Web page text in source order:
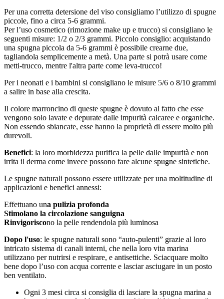
Per una corretta detersione del viso consigliamo l’utilizzo di spugne
piccole, fino a circa 5-6 grammi.
Per l’uso cosmetico (rimozione make up e trucco) si consigliano le
seguenti misure: 1/2 o 2/3 grammi. Piccolo consiglio: acquistando
una spugna piccola da 5-6 grammi è possibile crearne due,
tagliandola semplicemente a metà. Una parte si potrà usare come
metti-trucco, mentre l'altra parte come leva-trucco!
Per i neonati e i bambini si consigliano le misure 5/6 o 8/10 grammi
a salire in base alla crescita.
Il colore marroncino di queste spugne è dovuto al fatto che esse
vengono solo lavate e depurate dalle impurità calcaree e organiche.
Non essendo sbiancate, esse hanno la proprietà di essere molto più
durevoli.
Benefici: la loro morbidezza purifica la pelle dalle impurità e non
irrita il derma come invece possono fare alcune spugne sintetiche.
Le spugne naturali possono essere utilizzate per una moltitudine di
applicazioni e benefici annessi:
Effettuano una pulizia profonda
Stimolano la circolazione sanguigna
Rinvigoriscono la pelle rendendola più luminosa
Dopo l'uso: le spugne naturali sono “auto-pulenti” grazie al loro
intricato sistema di canali interni, che nella loro vita marina
utilizzano per nutrirsi e respirare, e antisettiche. Sciacquare molto
bene dopo l’uso con acqua corrente e lasciar asciugare in un posto
ben ventilato.
Ogni 3 mesi circa si consiglia di lasciare la spugna marina a